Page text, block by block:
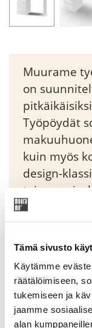
Tämä sivusto
Käytämme
räätälöimiseen,
tukemiseen ja
jaamme
alan
Muurame
on
Työpöydät
kuin myös
design-
toisessa,
polvessa.
klassista
Original
price
was:
1022,55€
Current
price
is:
Tuotekoodi: